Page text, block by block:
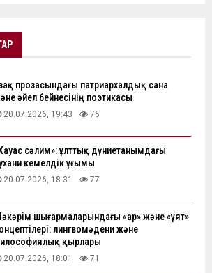
прозасындағы патриархалдық сана
әйел бейнесінің поэтикасы
20.07.2026, 19:43 76
сәлим»: ұлттық дүниетанымдағы
кемелдік ұғымы
20.07.2026, 18:31 77
шығармаларындағы «ар» және «ұят»
лингвомәдени және
қырлары
20.07.2026, 18:01 71